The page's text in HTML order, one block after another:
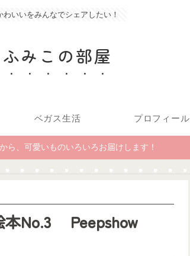
わいいをみんなでシェアしたい！
ふみこの部屋
ベガス生活 プロフィール
ら、可愛いものいろいろお届けします！
本No.3 Peepshow